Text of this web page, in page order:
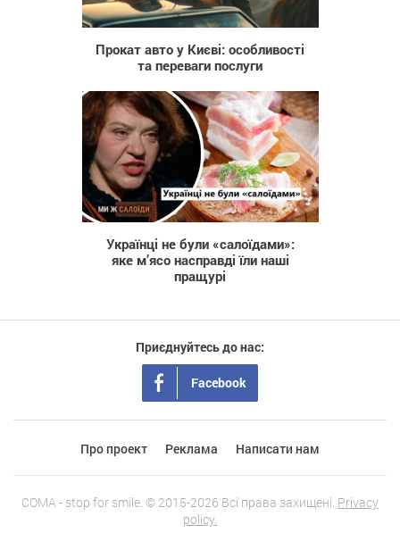
39
Прокат авто у Києві: особливості
та переваги послуги
622
Українці не були «салоїдами»:
яке м’ясо насправді їли наші
пращурі
Приєднуйтесь до нас:
Facebook
Про проект Реклама Написати нам
COMA - stop for smile. © 2015-2026 Всі права захищені. Privacy
policy.